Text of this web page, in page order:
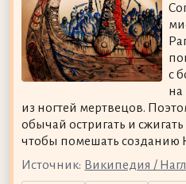
с
на
из ногтей мертвецов.
обычай остригать и
чтобы помешать созданию
Источник: Википедия /